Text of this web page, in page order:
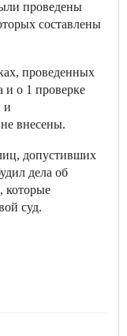
проведены
составлены
проведенных
и о 1 проверке
и
внесены.
допустивших
дела об
которые
суд.